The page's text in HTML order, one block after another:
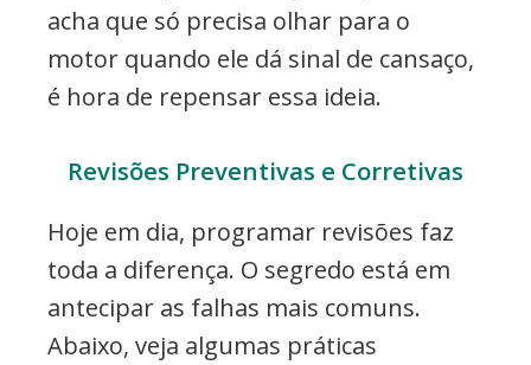
acha que só precisa olhar para o
motor quando ele dá sinal de cansaço,
é hora de repensar essa ideia.
Revisões Preventivas e Corretivas
Hoje em dia, programar revisões faz
toda a diferença. O segredo está em
antecipar as falhas mais comuns.
Abaixo, veja algumas práticas